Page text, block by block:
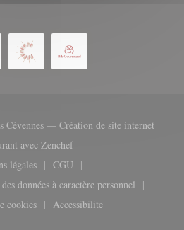
Cévennes — Création de site internet
avec Zenchef((ouvre une nouvelle
légales
((ouvre une nouvelle fenêtre))
CGU
((ouvre une nouvelle
données à caractère personnel
((ouvre une nouvelle fenêtre))
cookies
((ouvre une nouvelle fenêtre))
Accessibilite
((ouvre une nouvelle